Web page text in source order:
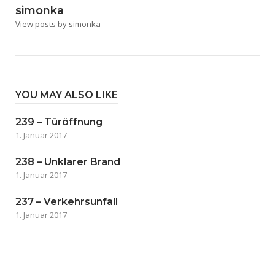
simonka
View posts by simonka
YOU MAY ALSO LIKE
239 – Türöffnung
1. Januar 2017
238 – Unklarer Brand
1. Januar 2017
237 – Verkehrsunfall
1. Januar 2017